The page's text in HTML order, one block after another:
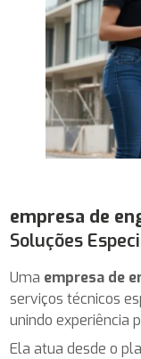
empresa de
Soluções
Uma empresa de
serviços técnicos
unindo experiência
Ela atua desde o